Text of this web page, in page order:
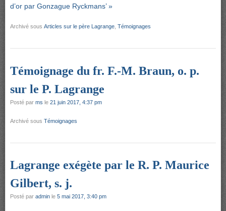
d’or par Gonzague Ryckmans’ »
Archivé sous Articles sur le père Lagrange Témoignages
Témoignage du fr. F.-M. Braun, o. p.
sur le P. Lagrange
Posté par ms le 21 juin 2017, 4:37 pm
Archivé sous Témoignages
Lagrange exégète par le R. P. Maurice
Gilbert, s. j.
Posté par admin le 5 mai 2017, 3:40 pm